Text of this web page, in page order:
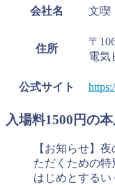
会社名
文喫
住所
〒
電気
公式サイト
入場料1500円の
【お知らせ】
ただくための特
はじめとする